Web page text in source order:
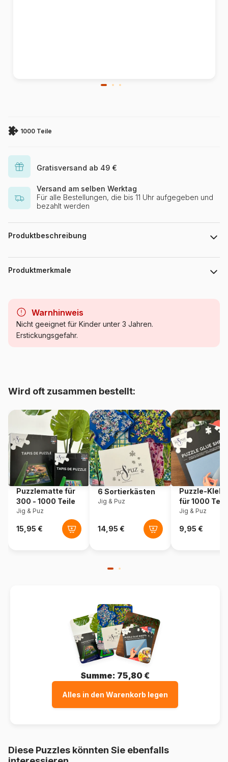
1000 Teile
Gratisversand ab 49 €
Versand am selben Werktag
Für alle Bestellungen, die bis 11 Uhr aufgegeben und
bezahlt werden
Produktbeschreibung
123RF - 123superstar
Produktmerkmale
Kategorie
Puzzle Monumente und
Herkunft Frankreich
Artikelnummer Bluebird-Puzzle-F-91065
EAN 3663384910654
Teileanzahl 1000 Teile
Maße 98 x 34 cm
Warnhinweis
Nicht geeignet für Kinder unter 3 Jahren.
Erstickungsgefahr.
Wird oft zusammen bestellt:
Puzzlematte für
300 - 1000 Teile
Jig & Puz
6 Sortierkästen
Jig & Puz
Puzzle-
für 1000
Jig & Puz
Summe: 75,80 €
Alles in den Warenkorb legen
Diese Puzzles könnten Sie ebenfalls